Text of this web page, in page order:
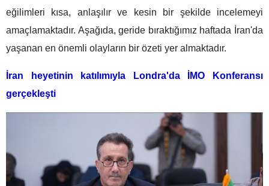
eğilimleri kısa, anlaşılır ve kesin bir şekilde incelemeyi
amaçlamaktadır. Aşağıda, geride bıraktığımız haftada İran'da
yaşanan en önemli olayların bir özeti yer almaktadır.
İran heyetinin katılımıyla Londra'da İMO Konferansı
gerçekleşti